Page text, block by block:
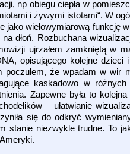
np obiegu ciepła w
i żywymi istotami“. W
wielowymiarową funkcję
dłoń. Rozbuchana
ujrzałem zamkniętą w
opisującego kolejne
że wpadam w wir
kaskadowo w
Zapewne była to
– ułatwianie
się do odkryć
stanie niezwykle trudne. To